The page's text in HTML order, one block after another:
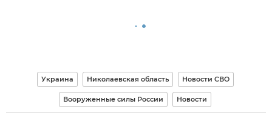
Украина Николаевская область Новости СВО
Вооруженные силы России Новости